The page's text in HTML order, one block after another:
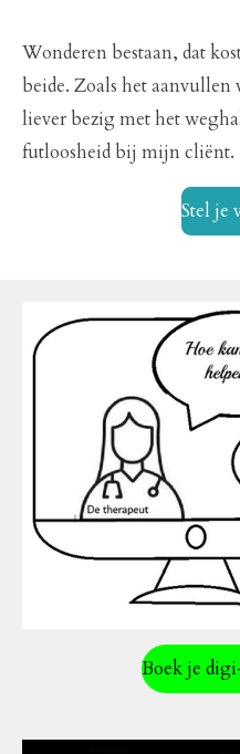
Wonderen bestaan, dat
beide. Zoals het aanvullen
liever bezig met het
futloosheid bij mijn cliënt.
Stel je
Boek je